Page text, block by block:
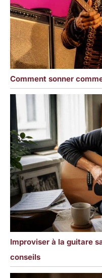
Comment sonner
Improviser à la guitare
conseils